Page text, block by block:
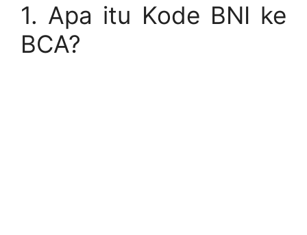
1. Apa itu Kode BNI ke
BCA?